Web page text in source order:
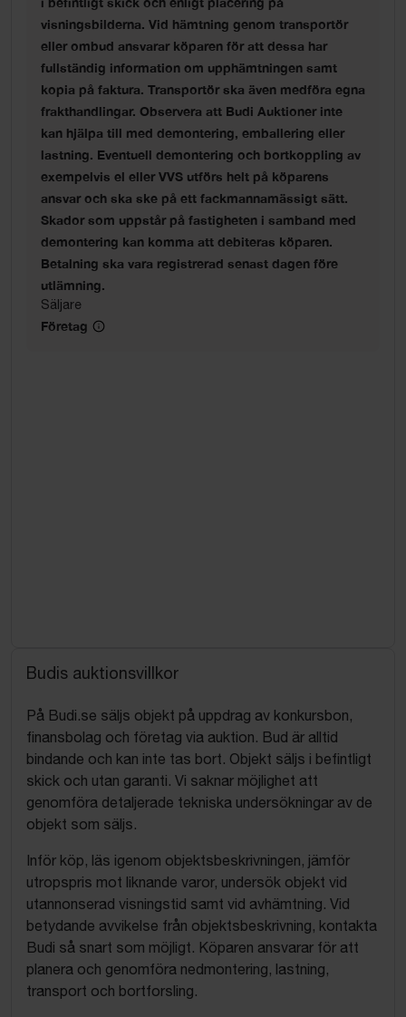
visningsbilderna. Vid hämtning genom transportör
eller ombud ansvarar köparen för att dessa har
fullständig information om upphämtningen samt
kopia på faktura. Transportör ska även medföra egna
frakthandlingar. Observera att Budi Auktioner inte
kan hjälpa till med demontering, emballering eller
lastning. Eventuell demontering och bortkoppling av
exempelvis el eller VVS utförs helt på köparens
ansvar och ska ske på ett fackmannamässigt sätt.
Skador som uppstår på fastigheten i samband med
demontering kan komma att debiteras köparen.
Betalning ska vara registrerad senast dagen före
utlämning.
Säljare
Företag
Budis auktionsvillkor
På Budi.se säljs objekt på uppdrag av konkursbon,
finansbolag och företag via auktion. Bud är alltid
bindande och kan inte tas bort. Objekt säljs i befintligt
skick och utan garanti. Vi saknar möjlighet att
genomföra detaljerade tekniska undersökningar av de
objekt som säljs.
Inför köp, läs igenom objektsbeskrivningen, jämför
utropspris mot liknande varor, undersök objekt vid
utannonserad visningstid samt vid avhämtning. Vid
betydande avvikelse från objektsbeskrivning, kontakta
Budi så snart som möjligt. Köparen ansvarar för att
planera och genomföra nedmontering, lastning,
transport och bortforsling.